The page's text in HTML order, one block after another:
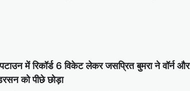
में रिकॉर्ड 6 विकेट लेकर जसप्रित बुमरा ने वॉर्न और
को पीछे छोड़ा